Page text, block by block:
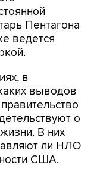
Пентагона
ведется
в
выводов
о
В них
ли НЛО
США.